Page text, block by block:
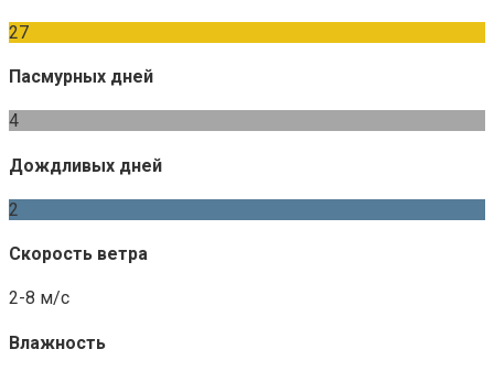
27
Пасмурных дней
4
Дождливых дней
2
Скорость ветра
2-8 м/с
Влажность